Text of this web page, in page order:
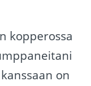
kopperossa
on